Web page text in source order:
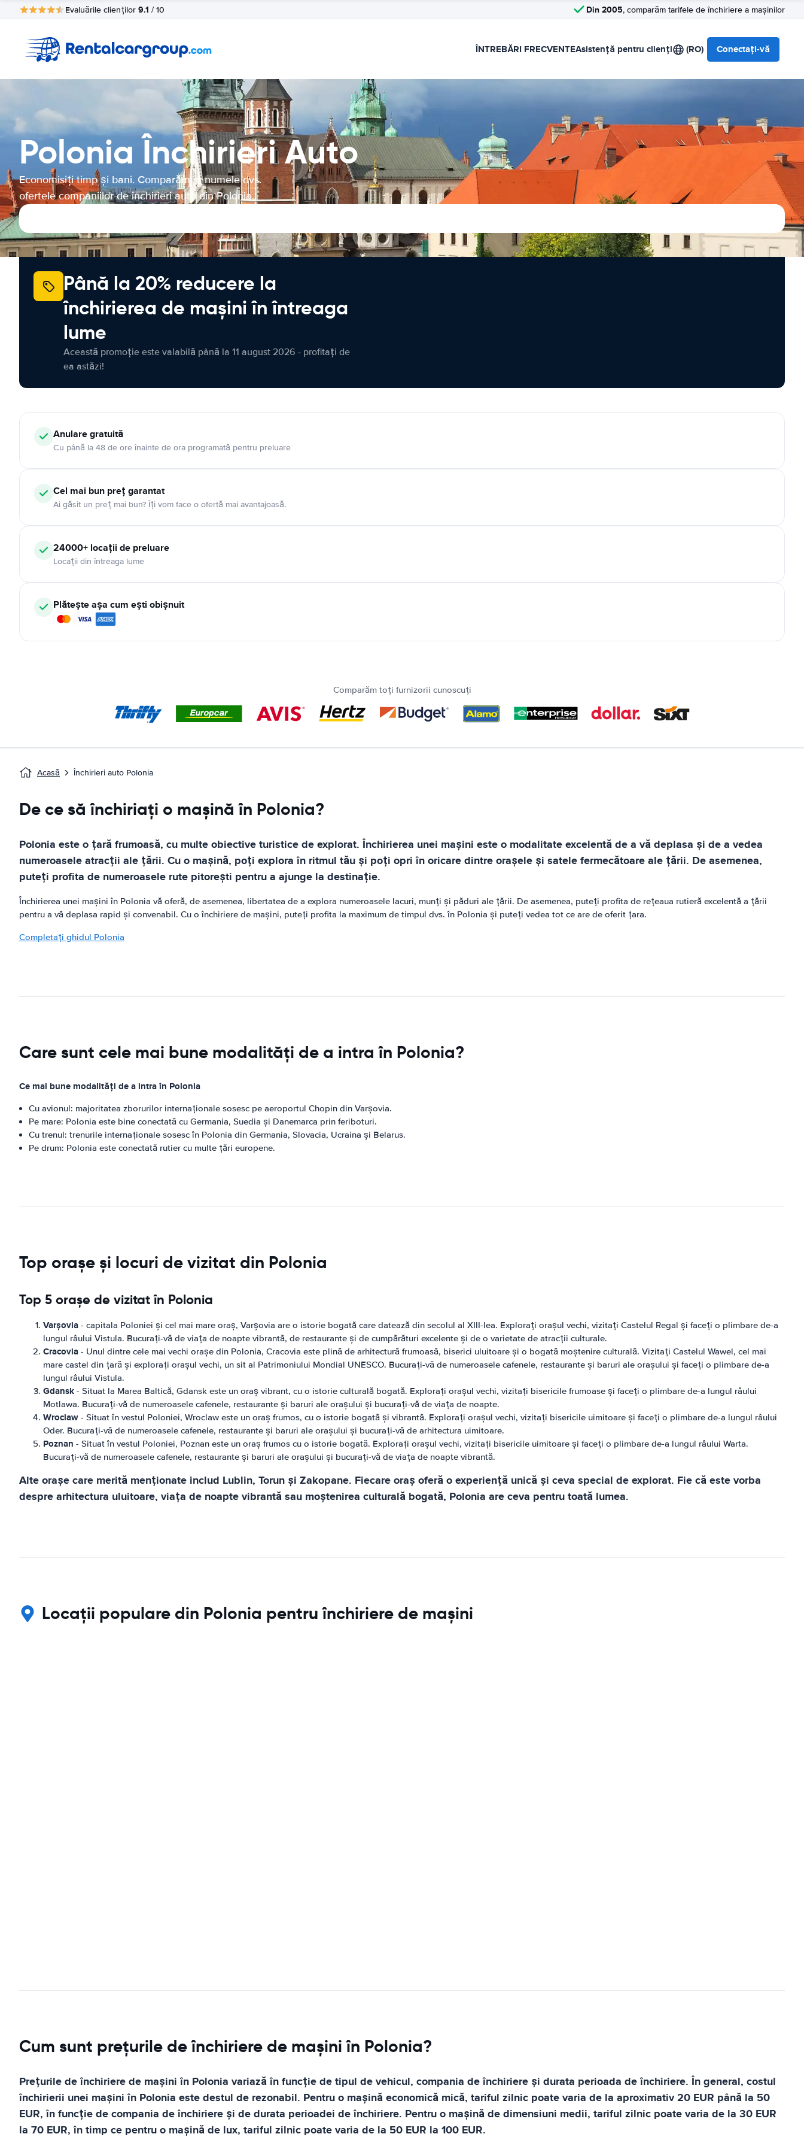
Evaluările clienților 9.1 / 10 Din 2005, comparăm tarifele de închiriere a mașinilor
ÎNTREBĂRI FRECVENTEAsistență pentru clienți (RO) Conectați-vă
Polonia Închirieri Auto
Economisiți timp și bani. Comparăm în numele dvs.
ofertele companiilor de închirieri auto din Polonia.
Până la 20% reducere la
închirierea de mașini în întreaga
lume
Această promoție este valabilă până la 11 august 2026 - profitați de
ea astăzi!
Anulare gratuită
Cu până la 48 de ore înainte de ora programată pentru preluare
Cel mai bun preț garantat
Ai găsit un preț mai bun? Îți vom face o ofertă mai avantajoasă.
24000+ locații de preluare
Locații din întreaga lume
Plătește așa cum ești obișnuit
Comparăm toți furnizorii cunoscuți
Acasă Închirieri auto Polonia
De ce să închiriați o mașină în Polonia?
Polonia este o țară frumoasă, cu multe obiective turistice de explorat. Închirierea unei mașini este o modalitate excelentă de a vă deplasa și de a vedea
numeroasele atracții ale țării. Cu o mașină, poți explora în ritmul tău și poți opri în oricare dintre orașele și satele fermecătoare ale țării. De asemenea,
puteți profita de numeroasele rute pitorești pentru a ajunge la destinație.
Închirierea unei mașini în Polonia vă oferă, de asemenea, libertatea de a explora numeroasele lacuri, munți și păduri ale țării. De asemenea, puteți profita de rețeaua rutieră excelentă a țării
pentru a vă deplasa rapid și convenabil. Cu o închiriere de mașini, puteți profita la maximum de timpul dvs. în Polonia și puteți vedea tot ce are de oferit țara.
Completați ghidul Polonia
Care sunt cele mai bune modalități de a intra în Polonia?
Ce mai bune modalități de a intra în Polonia
Cu avionul: majoritatea zborurilor internaționale sosesc pe aeroportul Chopin din Varșovia.
Pe mare: Polonia este bine conectată cu Germania, Suedia și Danemarca prin feriboturi.
Cu trenul: trenurile internaționale sosesc în Polonia din Germania, Slovacia, Ucraina și Belarus.
Pe drum: Polonia este conectată rutier cu multe țări europene.
Top orașe și locuri de vizitat din Polonia
Top 5 orașe de vizitat în Polonia
Varșovia - capitala Poloniei și cel mai mare oraș, Varșovia are o istorie bogată care datează din secolul al XIII-lea. Explorați orașul vechi, vizitați Castelul Regal și faceți o plimbare de-a
lungul râului Vistula. Bucurați-vă de viața de noapte vibrantă, de restaurante și de cumpărături excelente și de o varietate de atracții culturale.
Cracovia - Unul dintre cele mai vechi orașe din Polonia, Cracovia este plină de arhitectură frumoasă, biserici uluitoare și o bogată moștenire culturală. Vizitați Castelul Wawel, cel mai
mare castel din țară și explorați orașul vechi, un sit al Patrimoniului Mondial UNESCO. Bucurați-vă de numeroasele cafenele, restaurante și baruri ale orașului și faceți o plimbare de-a
lungul râului Vistula.
Gdansk - Situat la Marea Baltică, Gdansk este un oraș vibrant, cu o istorie culturală bogată. Explorați orașul vechi, vizitați bisericile frumoase și faceți o plimbare de-a lungul râului
Motlawa. Bucurați-vă de numeroasele cafenele, restaurante și baruri ale orașului și bucurați-vă de viața de noapte.
Wroclaw - Situat în vestul Poloniei, Wroclaw este un oraș frumos, cu o istorie bogată și vibrantă. Explorați orașul vechi, vizitați bisericile uimitoare și faceți o plimbare de-a lungul râului
Oder. Bucurați-vă de numeroasele cafenele, restaurante și baruri ale orașului și bucurați-vă de arhitectura uimitoare.
Poznan - Situat în vestul Poloniei, Poznan este un oraș frumos cu o istorie bogată. Explorați orașul vechi, vizitați bisericile uimitoare și faceți o plimbare de-a lungul râului Warta.
Bucurați-vă de numeroasele cafenele, restaurante și baruri ale orașului și bucurați-vă de viața de noapte vibrantă.
Alte orașe care merită menționate includ Lublin, Torun și Zakopane. Fiecare oraș oferă o experiență unică și ceva special de explorat. Fie că este vorba
despre arhitectura uluitoare, viața de noapte vibrantă sau moștenirea culturală bogată, Polonia are ceva pentru toată lumea.
Locații populare din Polonia pentru închiriere de mașini
Cum sunt prețurile de închiriere de mașini în Polonia?
Prețurile de închiriere de mașini în Polonia variază în funcție de tipul de vehicul, compania de închiriere și durata perioada de închiriere. În general, costul
închirierii unei mașini în Polonia este destul de rezonabil. Pentru o mașină economică mică, tariful zilnic poate varia de la aproximativ 20 EUR până la 50
EUR, în funcție de compania de închiriere și de durata perioadei de închiriere. Pentru o mașină de dimensiuni medii, tariful zilnic poate varia de la 30 EUR
la 70 EUR, în timp ce pentru o mașină de lux, tariful zilnic poate varia de la 50 EUR la 100 EUR.